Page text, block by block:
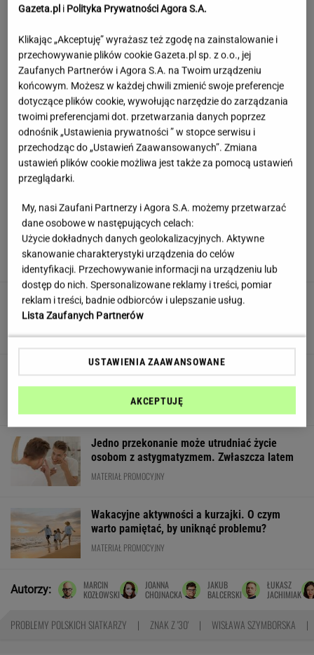
Księżniczka musi iść do wojska. Tyle czasu
spędzi w armii
Urzędnicy pukają do domów. Chcą paragonów
MATERIAŁ PROMOCYJNY
będziemy pod wrażeniem
Jedno przekonanie może utrudniać życie
osobom z astygmatyzmem. Zwłaszcza latem
MATERIAŁ PROMOCYJNY
Wakacyjne aktywności a kurzajki. O czym
warto pamiętać, by uniknąć problemu?
MATERIAŁ PROMOCYJNY
Autorzy:
MARCIN
KOZŁOWSKI
JOANNA
CHOJNACKA
JAKUB
BALCERSKI
ŁUKASZ
JACHIMIAK
PROBLEMY POLSKICH SIATKARZY ZNAK Z '30' WISŁAWA SZYMBORSKA
Gazeta.pl i Polityka Prywatności Agora S.A.
Klikając „Akceptuję” wyrażasz też zgodę na zainstalowanie i
przechowywanie plików cookie Gazeta.pl sp. z o.o., jej
Zaufanych Partnerów i Agora S.A. na Twoim urządzeniu
końcowym. Możesz w każdej chwili zmienić swoje preferencje
dotyczące plików cookie, wywołując narzędzie do zarządzania
twoimi preferencjami dot. przetwarzania danych poprzez
odnośnik „Ustawienia prywatności ” w stopce serwisu i
przechodząc do „Ustawień Zaawansowanych”. Zmiana
ustawień plików cookie możliwa jest także za pomocą ustawień
przeglądarki.
My, nasi Zaufani Partnerzy i Agora S.A. możemy przetwarzać
dane osobowe w następujących celach:
Użycie dokładnych danych geolokalizacyjnych. Aktywne
skanowanie charakterystyki urządzenia do celów
identyfikacji. Przechowywanie informacji na urządzeniu lub
dostęp do nich. Spersonalizowane reklamy i treści, pomiar
reklam i treści, badnie odbiorców i ulepszanie usług.
Lista Zaufanych Partnerów
USTAWIENIA ZAAWANSOWANE
AKCEPTUJĘ